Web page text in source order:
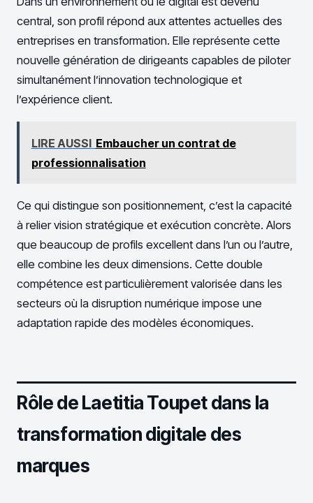
central, son profil répond aux attentes actuelles des
entreprises en transformation. Elle représente cette
nouvelle génération de dirigeants capables de piloter
simultanément l’innovation technologique et
l’expérience client.
LIRE AUSSI Embaucher un contrat de
professionnalisation
Ce qui distingue son positionnement, c’est la capacité
à relier vision stratégique et exécution concrète. Alors
que beaucoup de profils excellent dans l’un ou l’autre,
elle combine les deux dimensions. Cette double
compétence est particulièrement valorisée dans les
secteurs où la disruption numérique impose une
adaptation rapide des modèles économiques.
Rôle de Laetitia Toupet dans la
transformation digitale des
marques